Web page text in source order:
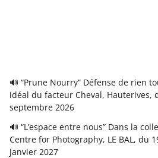
🔊 “Prune Nourry” Défense de rien
idéal du facteur Cheval, Hauterives,
septembre 2026
🔊 “L’espace entre nous” Dans la
Centre for Photography, LE BAL, du
janvier 2027